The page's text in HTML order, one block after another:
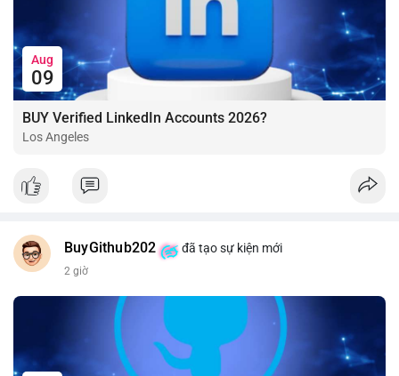
Aug
09
BUY Verified LinkedIn Accounts 2026?
Los Angeles
BuyGithub202 đã tạo sự kiện mới
2 giờ